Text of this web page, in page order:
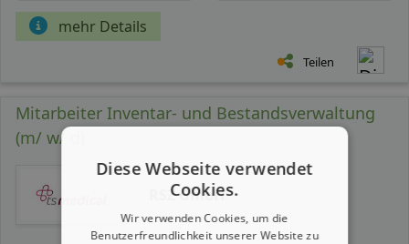
mehr Details
Teilen
Mitarbeiter Inventar- und Bestandsverwaltung
(m/ w/ d)
RSZ GmbH
Diese Webseite verwendet
Cookies.
Wir verwenden Cookies, um die
Benutzerfreundlichkeit unserer Website zu